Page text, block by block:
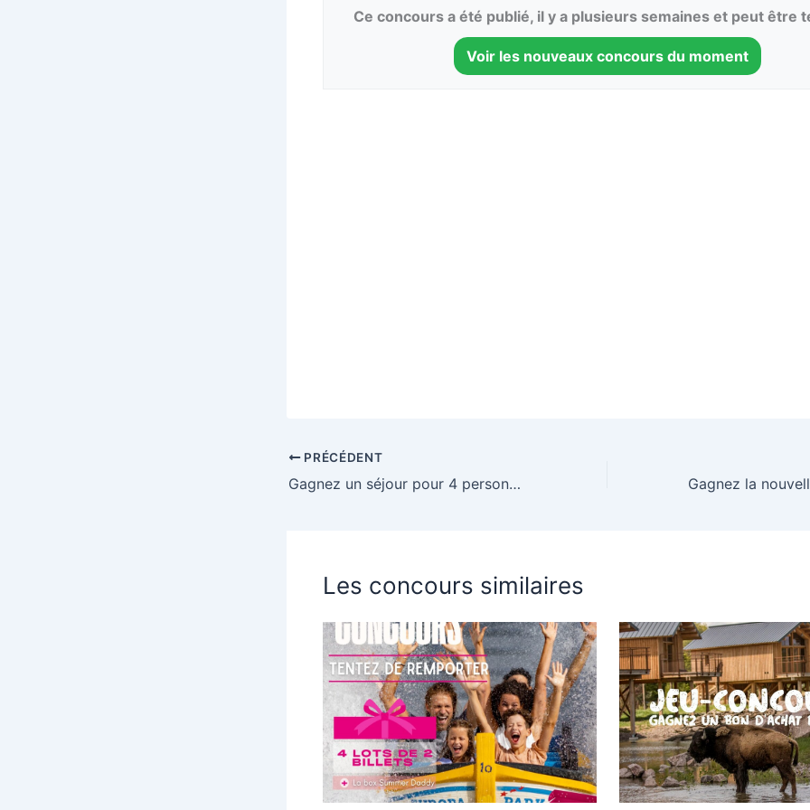
Ce concours a été publié, il y a plusieurs semaines et peut être
Voir les nouveaux concours du moment
PRÉCÉDENT
Gagnez un séjour pour 4 personnes & 10 entrées pour 2 personnes au Parc Astérix
Les concours similaires